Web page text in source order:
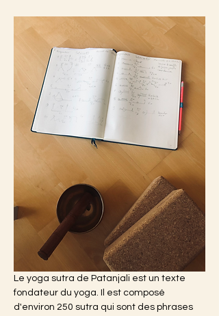
Le yoga sutra de Patanjali est un texte
fondateur du yoga. Il est composé
d'environ 250 sutra qui sont des phrases